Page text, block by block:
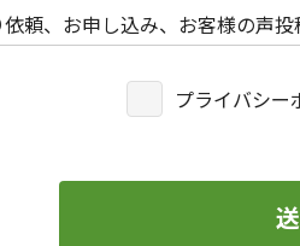
頼、お申し込み、お客様の声
情報は下記の目的のために必要
プライバシー